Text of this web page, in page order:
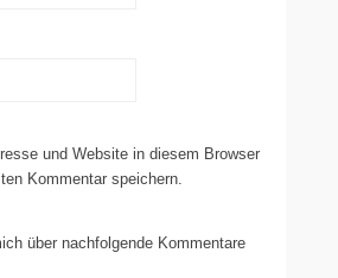
und Website in diesem Browser
Kommentar speichern.
über nachfolgende Kommentare